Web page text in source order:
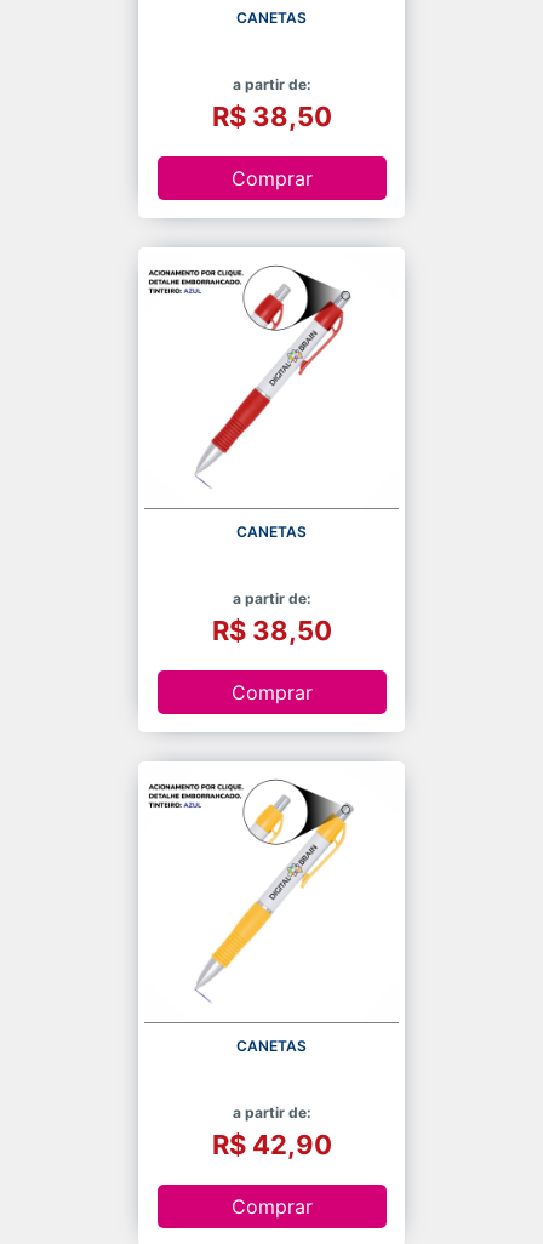
CANETAS
a partir de:
R$ 38,50
Comprar
CANETAS
a partir de:
R$ 38,50
Comprar
CANETAS
a partir de:
R$ 42,90
Comprar